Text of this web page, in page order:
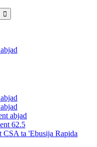
abjad
62.5
ta 'Ebusija Rapida